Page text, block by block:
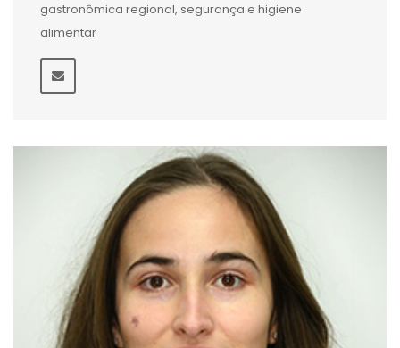
gastronômica regional, segurança e higiene
alimentar